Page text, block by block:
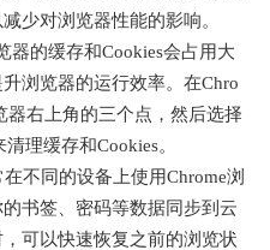
少对浏览器性能的影响。
器的缓存和Cookies会占用大
浏览器的运行效率。在Chro
器右上角的三个点，然后选择
理缓存和Cookies。
不同的设备上使用Chrome浏
书签、密码等数据同步到云
可以快速恢复之前的浏览状